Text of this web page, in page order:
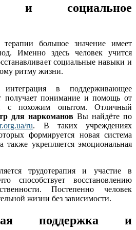
и социальное
большое значение имеет
Именно здесь человек учится
социальные навыки и
ритму жизни.
в поддерживающее
получает понимание и помощь от
с похожим опытом. Отличный
для наркоманов Вы найдёте по
ru. В таких учреждениях
формируется новая система
укрепляется эмоциональная
трудотерапия и участие в
способствует восстановлению
Постепенно человек
жизни без зависимости.
поддержка и